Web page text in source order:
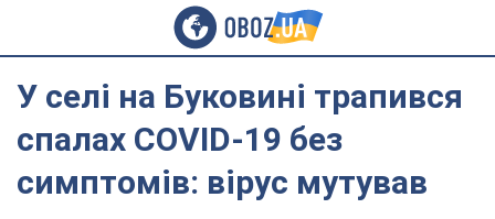
У селі на Буковині трапився
спалах COVID-19 без
симптомів: вірус мутував